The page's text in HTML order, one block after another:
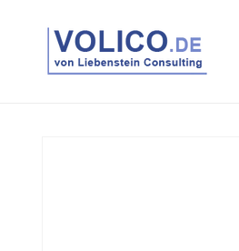
ai contenuti